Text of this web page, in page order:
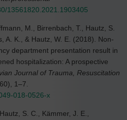
13561820.2021.1903405
M., Birrenbach, T., Hautz, S.
A. K., & Hautz, W. E. (2018). Non-
department presentation result in
hospitalization: A prospective
Journal of Trauma, Resuscitation
1–7.
018-0526-x
S. C., Kämmer, J. E.,